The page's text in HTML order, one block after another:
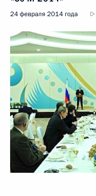
24 февраля 2014 года